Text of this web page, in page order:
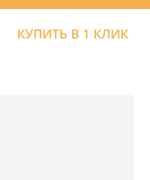
КУПИТЬ В 1 КЛИК